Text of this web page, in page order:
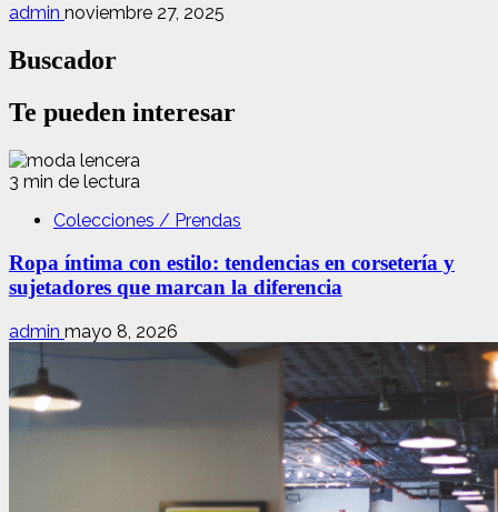
admin noviembre 27, 2025
Buscador
Te pueden interesar
3 min de lectura
Colecciones / Prendas
Ropa íntima con estilo: tendencias en corsetería y
sujetadores que marcan la diferencia
admin mayo 8, 2026